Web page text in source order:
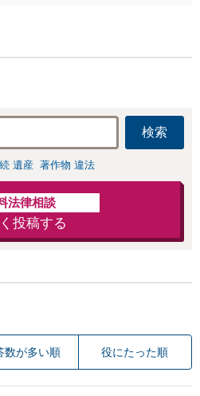
検索
遺産 著作物 違法
法律相談
投稿する
数が多い順 役にたった順